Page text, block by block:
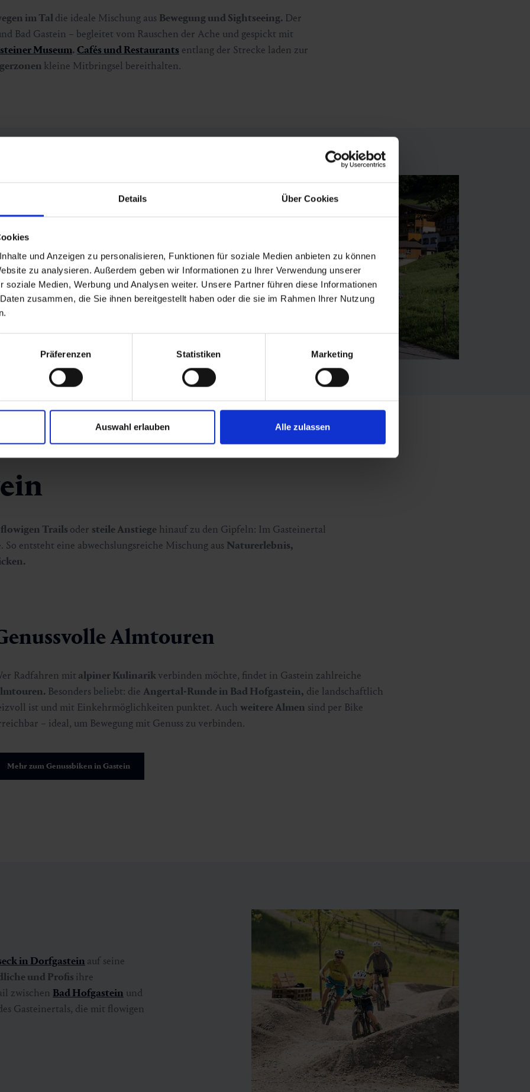
Details Über Cookies
und Anzeigen zu personalisieren, Funktionen für soziale Medien anbieten zu können
zu analysieren. Außerdem geben wir Informationen zu Ihrer Verwendung unserer
soziale Medien, Werbung und Analysen weiter. Unsere Partner führen diese Informationen
zusammen, die Sie ihnen bereitgestellt haben oder die sie im Rahmen Ihrer Nutzung
Präferenzen Statistiken Marketing
Auswahl erlauben Alle zulassen
im Taldie ideale Mischung aus Bewegung und Sightseeing. Der
Bad Gastein – begleitet vom Rauschen der Ache und gespickt mit
Museum.Cafés und Restaurants entlang der Strecke laden zur
kleine Mitbringsel bereithalten.
und verbindet Salzburg mit der
neue Energie in denGasteiner
bevor die Reise weitergeht.
Gasteiner Thermen
flowigen Trails oder steile Anstiege hinauf zu den Gipfeln: Im Gasteinertal
entsteht eine abwechslungsreiche Mischung aus Naturerlebnis,
Almtouren
Radfahren mitalpiner Kulinarikverbinden möchte, findet in Gastein zahlreiche
Besonders beliebt: die Angertal-Runde in Bad Hofgastein, die landschaftlich
ist und mit Einkehrmöglichkeiten punktet. Auchweitere Almen sind per Bike
– ideal, um Bewegung mit Genuss zu verbinden.
Mehr zum Genussbiken in Gastein
in Dorfgastein auf seine
und Profis ihre
zwischen Bad Hofgastein und
Gasteinertals, die mit flowigen